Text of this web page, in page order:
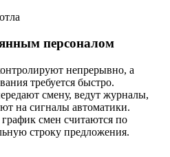
персоналом
непрерывно, а
требуется быстро.
смену, ведут журналы,
на сигналы автоматики.
смен считаются по
строку предложения.